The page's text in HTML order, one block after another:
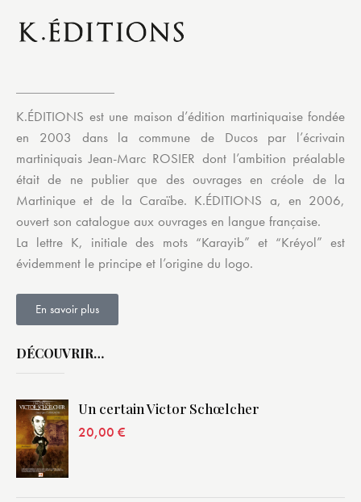
K.ÉDITIONS est une maison d’édition martiniquaise fondée
en 2003 dans la commune de Ducos par l’écrivain
martiniquais Jean-Marc ROSIER dont l’ambition préalable
était de ne publier que des ouvrages en créole de la
Martinique et de la Caraïbe. K.ÉDITIONS a, en 2006,
ouvert son catalogue aux ouvrages en langue française.
La lettre K, initiale des mots “Karayib” et “Kréyol” est
évidemment le principe et l’origine du logo.
En savoir plus
DÉCOUVRIR…
Un certain Victor Schœlcher
20,00 €